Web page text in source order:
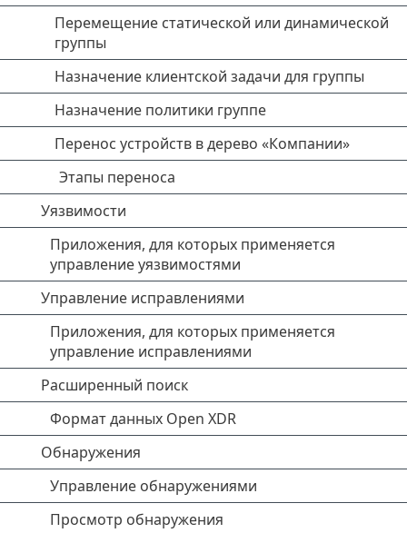
Перемещение статической или динамической
группы
Назначение клиентской задачи для группы
Назначение политики группе
Перенос устройств в дерево «Компании»
Этапы переноса
Уязвимости
Приложения, для которых применяется
управление уязвимостями
Управление исправлениями
Приложения, для которых применяется
управление исправлениями
Расширенный поиск
Формат данных Open XDR
Обнаружения
Управление обнаружениями
Просмотр обнаружения